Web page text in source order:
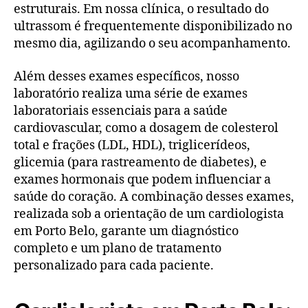
estruturais. Em nossa clínica, o resultado do
ultrassom é frequentemente disponibilizado no
mesmo dia, agilizando o seu acompanhamento.
Além desses exames específicos, nosso
laboratório realiza uma série de exames
laboratoriais essenciais para a saúde
cardiovascular, como a dosagem de colesterol
total e frações (LDL, HDL), triglicerídeos,
glicemia (para rastreamento de diabetes), e
exames hormonais que podem influenciar a
saúde do coração. A combinação desses exames,
realizada sob a orientação de um cardiologista
em Porto Belo, garante um diagnóstico
completo e um plano de tratamento
personalizado para cada paciente.